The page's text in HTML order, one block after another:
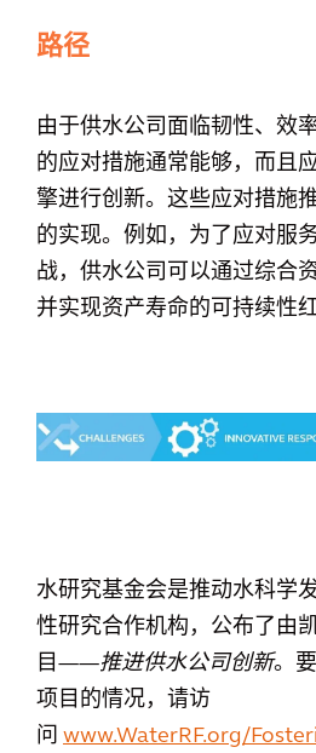
路径
由于供水公司面临韧性、效
的应对措施通常能够，而且
擎进行创新。这些应对措施
的实现。例如，为了应对服
战，供水公司可以通过综合
并实现资产寿命的可持续性红
水研究基金会是推动水科学
性研究合作机构，公布了由
目——推进供水公司创新。
项目的情况，请访
问 www.WaterRF.org/